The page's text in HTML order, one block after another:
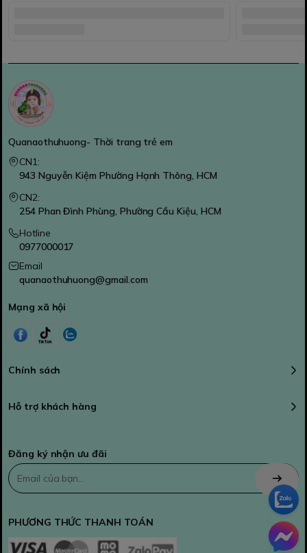
Quanaothuhuong- Thời trang trẻ em
CN1:
943 Nguyễn Kiệm Phường Hạnh Thông, HCM
CN2:
254 Phan Đình Phùng, Phường Cầu Kiệu, HCM
Hotline
0977000017
Email
quanaothuhuong@gmail.com
Mạng xã hội
Chính sách
Hỗ trợ khách hàng
Đăng ký nhận ưu đãi
PHƯƠNG THỨC THANH TOÁN